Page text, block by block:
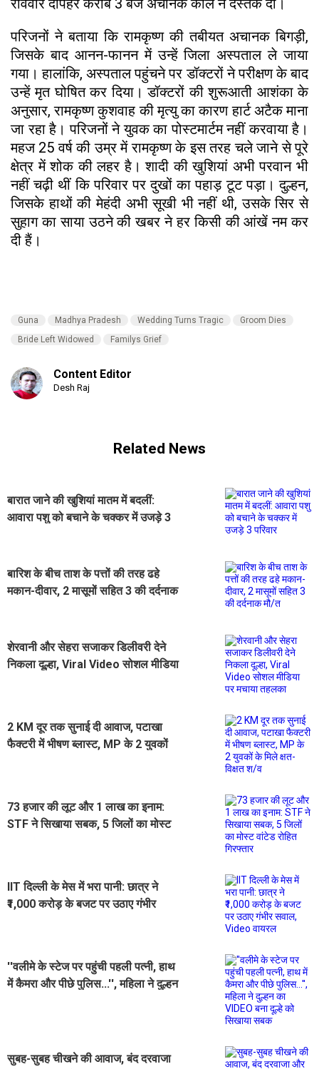
परिजनों ने बताया कि रामकृष्ण की तबीयत अचानक बिगड़ी,
जिसके बाद आनन-फानन में उन्हें जिला अस्पताल ले जाया
गया। हालांकि, अस्पताल पहुंचने पर डॉक्टरों ने परीक्षण के बाद
उन्हें मृत घोषित कर दिया। डॉक्टरों की शुरूआती आशंका के
अनुसार, रामकृष्ण कुशवाह की मृत्यु का कारण हार्ट अटैक माना
जा रहा है। परिजनों ने युवक का पोस्टमार्टम नहीं करवाया है।
महज 25 वर्ष की उम्र में रामकृष्ण के इस तरह चले जाने से पूरे
क्षेत्र में शोक की लहर है। शादी की खुशियां अभी परवान भी
नहीं चढ़ी थीं कि परिवार पर दुखों का पहाड़ टूट पड़ा। दुल्हन,
जिसके हाथों की मेहंदी अभी सूखी भी नहीं थी, उसके सिर से
सुहाग का साया उठने की खबर ने हर किसी की आंखें नम कर
दी हैं।
Guna Madhya Pradesh Wedding Turns Tragic
Groom Dies
Bride Left Widowed
Familys Grief
Content Editor
Desh Raj
Related News
बारात जाने की खुशियां मातम में बदलीं:
आवारा पशु को बचाने के चक्कर में उजड़े 3
बारिश के बीच ताश के पत्तों की तरह ढहे
मकान-दीवार, 2 मासूमों सहित 3 की दर्दनाक
शेरवानी और सेहरा सजाकर डिलीवरी देने
निकला दूल्हा, Viral Video सोशल मीडिया
2 KM दूर तक सुनाई दी आवाज, पटाखा
फैक्टरी में भीषण ब्लास्ट, MP के 2 युवकों
73 हजार की लूट और 1 लाख का इनाम:
STF ने सिखाया सबक, 5 जिलों का मोस्ट
IIT दिल्ली के मेस में भरा पानी: छात्र ने
₹1,000 करोड़ के बजट पर उठाए गंभीर
''वलीमे के स्टेज पर पहुंची पहली पत्नी, हाथ
में कैमरा और पीछे पुलिस...'', महिला ने दुल्हन
सुबह-सुबह चीखने की आवाज, बंद दरवाजा